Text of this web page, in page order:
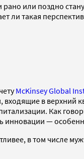
или поздно
ли такая
McKinsey Global
в верхний
Как
—
в том числе